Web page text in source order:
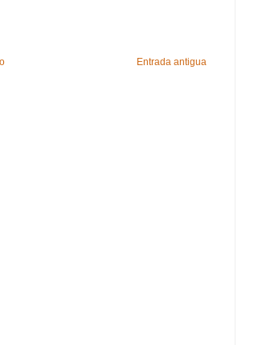
Entrada antigua